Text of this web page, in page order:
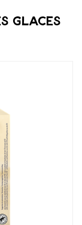
glaces